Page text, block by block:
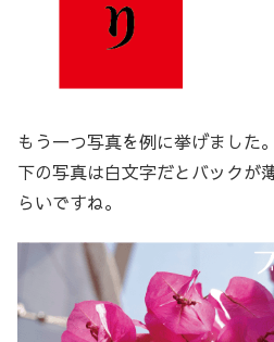
もう一つ写真を例に挙げました。
下の写真は白文字だとバックが
らいですね。